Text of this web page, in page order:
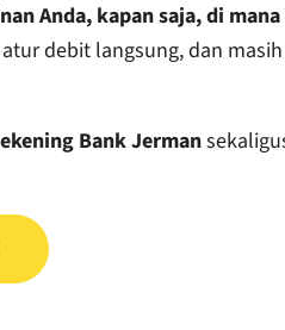
Anda, kapan saja, di
debit langsung, dan
Bank Jerman